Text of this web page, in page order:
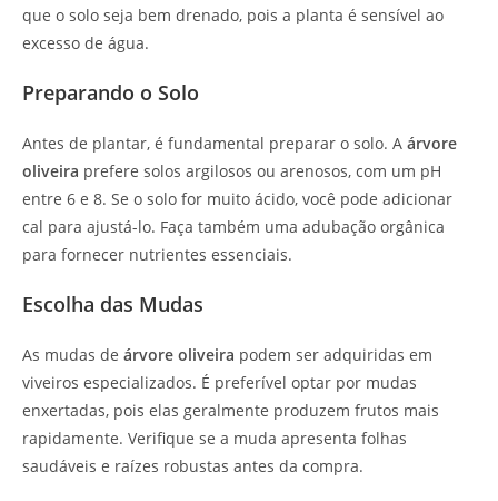
que o solo seja bem drenado, pois a planta é sensível ao
excesso de água.
Preparando o Solo
Antes de plantar, é fundamental preparar o solo. A árvore
oliveira prefere solos argilosos ou arenosos, com um pH
entre 6 e 8. Se o solo for muito ácido, você pode adicionar
cal para ajustá-lo. Faça também uma adubação orgânica
para fornecer nutrientes essenciais.
Escolha das Mudas
As mudas de árvore oliveira podem ser adquiridas em
viveiros especializados. É preferível optar por mudas
enxertadas, pois elas geralmente produzem frutos mais
rapidamente. Verifique se a muda apresenta folhas
saudáveis e raízes robustas antes da compra.